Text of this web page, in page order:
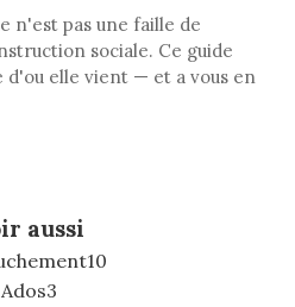
n'est pas une faille de
sociale. Ce guide
d'ou elle vient — et a vous en
aussi
10
Ados3